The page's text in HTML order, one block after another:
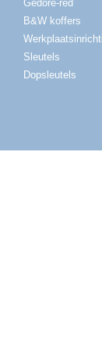
Gedore-red
B&W koffers
Sleutels
Dopsleutels